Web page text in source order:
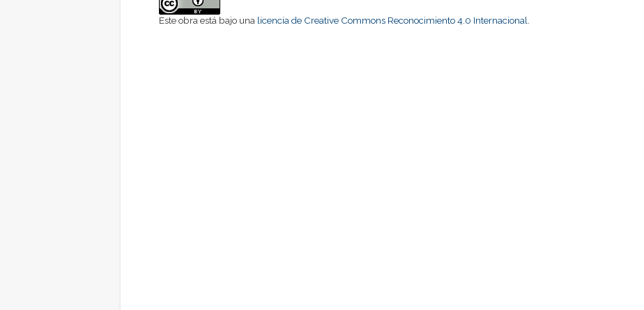
Este obra está bajo una licencia de Creative Commons Reconocimiento 4.0 Internacional